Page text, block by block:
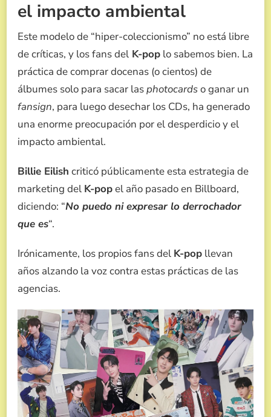
el impacto ambiental
Este modelo de “hiper-coleccionismo” no está libre
de críticas, y los fans del K-pop lo sabemos bien. La
práctica de comprar docenas (o cientos) de
álbumes solo para sacar lasphotocardso ganar un
fansign, para luego desechar los CDs, ha generado
una enorme preocupación por el desperdicio y el
impacto ambiental.
Billie Eilish criticó públicamente esta estrategia de
marketing del K-popel año pasado en Billboard,
diciendo: “No puedo ni expresar lo derrochador
que es“.
Irónicamente, los propios fans del K-pop llevan
años alzando la voz contra estas prácticas de las
agencias.